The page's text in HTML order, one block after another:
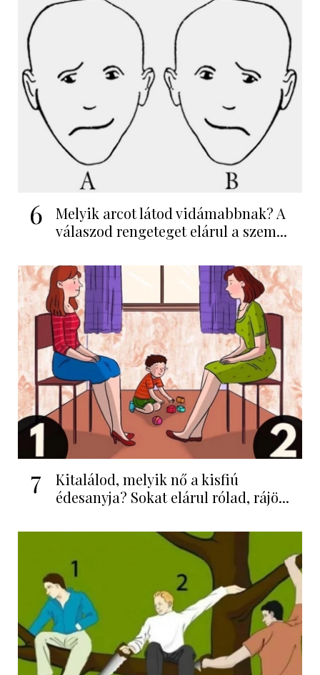
6
Melyik arcot látod vidámabbnak? A
válaszod rengeteget elárul a szem...
7
Kitalálod, melyik nő a kisfiú
édesanyja? Sokat elárul rólad, rájö...